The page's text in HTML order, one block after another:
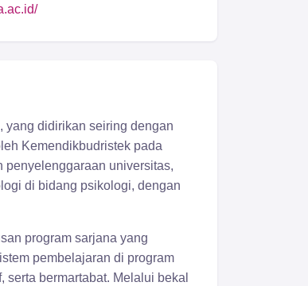
yang didirikan seiring dengan
Kemendikbudristek pada
universitas,
di bidang psikologi, dengan
program sarjana yang
pembelajaran di program
bermartabat. Melalui bekal